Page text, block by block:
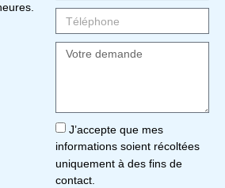
J’accepte que mes
informations soient récoltées
uniquement à des fins de
contact.